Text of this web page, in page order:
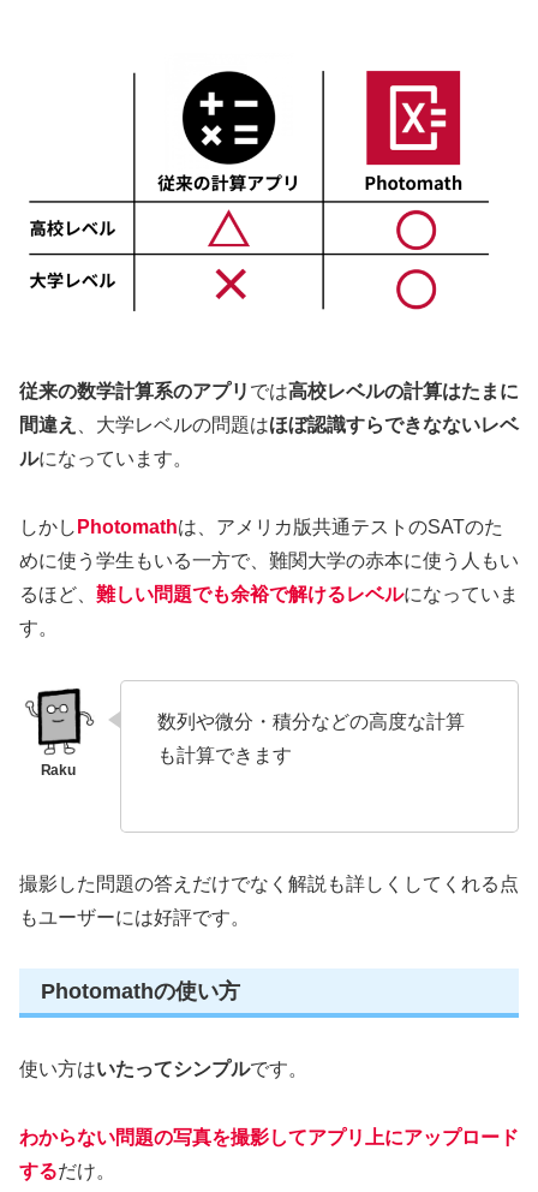
従来の数学計算系のアプリ では高校レベルの計算はたまに
間違え 、大学レベルの問題はほぼ認識すらできなないレベ
ルになっています。
しかし Photomathは、アメリカ版共通テストのSATのた
めに使う学生もいる一方で、難関大学の赤本に使う人もい
るほど、 難しい問題でも余裕で解けるレベルになっていま
す。
数列や微分・積分などの高度な計算
も計算できます
撮影した問題の答えだけでなく解説も詳しくしてくれる点
もユーザーには好評です。
Photomathの使い方
使い方はいたってシンプルです。
わからない問題の写真を撮影してアプリ上にアップロード
するだけ。